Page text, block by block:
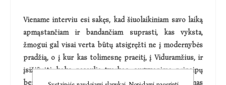
Viename interviu esi sakęs, kad šiuolaikiniam savo laiką
apmąstančiam ir bandančiam suprasti, kas vyksta,
žmogui gal visai verta būtų atsigręžti ne į modernybės
pradžią, o į kur kas tolimesnę praeitį, į Viduramžius, ir
įsižiūrėti, koks pasaulio tvarkos, sugyvenimo principų
bei kasdienybės suvokimas vyravo tuomet. Patarimas